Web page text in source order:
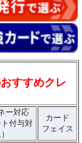
すすめクレ
ー対応
ト付与対
カード
フェイス